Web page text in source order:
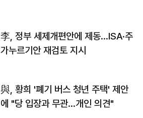
李, 정부 세제개편안에 제동…ISA·주
가누르기안 재검토 지시
與, 황희 '폐기 버스 청년 주택' 제안
에 "당 입장과 무관…개인 의견"